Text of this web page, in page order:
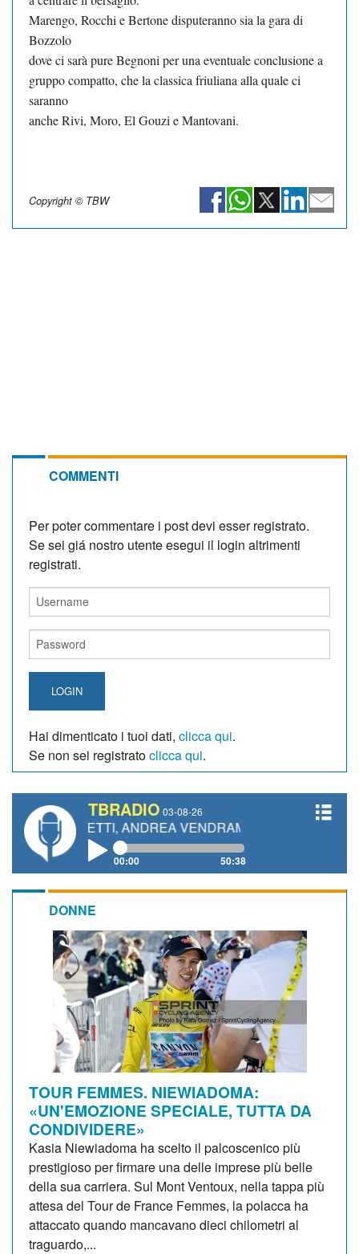
Marengo, Rocchi e Bertone disputeranno sia la gara di
Bozzolo
dove ci sarà pure Begnoni per una eventuale conclusione a
gruppo compatto, che la classica friuliana alla quale ci
saranno
anche Rivi, Moro, El Gouzi e Mantovani.
Copyright © TBW
COMMENTI
Per poter commentare i post devi esser registrato.
Se sei giá nostro utente esegui il login altrimenti
registrati.
LOGIN
Hai dimenticato i tuoi dati, clicca qui.
Se non sei registratoclicca qui.
TBRADIO 03-08-26
ANDREA VENDRAME, FILIPPO FIORELLI
00:00 50:38
DONNE
TOUR FEMMES. NIEWIADOMA:
«UN'EMOZIONE SPECIALE, TUTTA DA
CONDIVIDERE»
Kasia Niewiadoma ha scelto il palcoscenico più
prestigioso per firmare una delle imprese più belle
della sua carriera. Sul Mont Ventoux, nella tappa più
attesa del Tour de France Femmes, la polacca ha
attaccato quando mancavano dieci chilometri al
traguardo,...